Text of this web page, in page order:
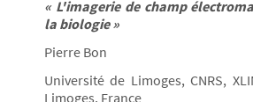
« L'imagerie de champ
la biologie »
Pierre Bon
Université de Limoges, CNRS,
Limoges, France